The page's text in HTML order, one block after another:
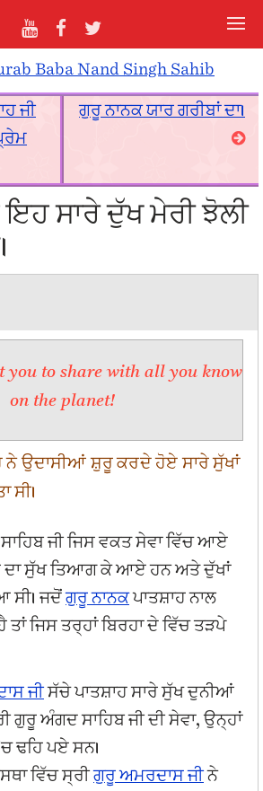
Baba Nand Singh Sahib
ਜੀ
ਗੁਰੂ ਨਾਨਕ ਯਾਰ ਗਰੀਬਾਂ ਦਾ।
ਇਹ ਸਾਰੇ ਦੁੱਖ ਮੇਰੀ ਝੋਲੀ
you to share with all you know
on the planet!
ਨੇ ਉਦਾਸੀਆਂ ਸ਼ੁਰੂ ਕਰਦੇ ਹੋਏ ਸਾਰੇ ਸੁੱਖਾਂ
ਸੀ।
ਜੀ ਜਿਸ ਵਕਤ ਸੇਵਾ ਵਿੱਚ ਆਏ
ਦਾ ਸੁੱਖ ਤਿਆਗ ਕੇ ਆਏ ਹਨ ਅਤੇ ਦੁੱਖਾਂ
ਸੀ। ਜਦੋਂਗੁਰੂ ਨਾਨਕਪਾਤਸ਼ਾਹ ਨਾਲ
ਜਿਸ ਤਰ੍ਹਾਂ ਬਿਰਹਾ ਦੇ ਵਿੱਚ ਤੜਪੇ
ਜੀਸੱਚੇ ਪਾਤਸ਼ਾਹ ਸਾਰੇ ਸੁੱਖ ਦੁਨੀਆਂ
ਗੁਰੂ ਅੰਗਦ ਸਾਹਿਬ ਜੀ ਦੀ ਸੇਵਾ, ਉਨ੍ਹਾਂ
ਢਹਿ ਪਏ ਸਨ।
ਵਿੱਚ ਸ੍ਰੀਗੁਰੂ ਅਮਰਦਾਸ ਜੀਨੇ